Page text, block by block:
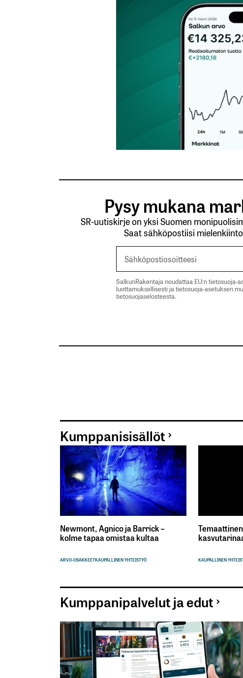
Tilaa SalkunRakentajan uutiskirje
Pysy mukana
SR-uutiskirje on yksi Suomen
Saat sähköpostiisi
SalkunRakentaja noudattaa EU:n tietosuoja-
luottamuksellisesti ja tietosuoja-asetuksen
tietosuojaselosteesta.
Kumppanisisällöt
Newmont, Agnico ja Barrick –
kolme tapaa omistaa kultaa
ARVO-OSAKKEETKAUPALLINEN YHTEISTYÖ KAUPALLINEN
Kumppanipalvelut ja edut